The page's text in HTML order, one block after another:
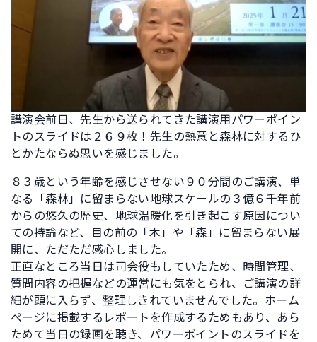
講演会前日、先生から送られてきた講演用パワーポイン
トのスライドは２６９枚！先生の熱意と森林に対するひ
とかたならぬ思いを感じました。
８３歳という年齢を感じさせない９０分間のご講演、単
なる「森林」に留まらない地球スケールの３億６千年前
からの悠久の歴史、地球温暖化を引き起こす原因につい
ての持論など、目の前の「木」や「森」に留まらない展
開に、ただただ感心しました。
正直なところ当日は司会役もしていたため、時間管理、
質問内容の把握などの運営にも気をとられ、ご講演の詳
細が頭に入らず、整理しきれていませんでした。ホーム
ぺージに掲載するレポートを作成するためもあり、あら
ためて当日の録画を聴き、パワーポイントのスライドを